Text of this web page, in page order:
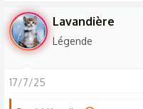
Lavandière
Légende
17/7/25